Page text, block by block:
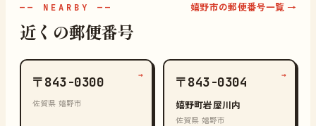
—— NEARBY ——
近くの郵便番号
嬉野市の郵便番号一覧 →
〒843-0300
佐賀県 嬉野市
→ 〒843-0304
嬉野町岩屋川内
佐賀県 嬉野市
→